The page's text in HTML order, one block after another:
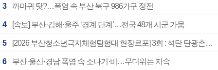
3 까마귀 탓?…폭염 속 부산 북구 986가구 정전
4 [속보] 부산·김해·울주 ‘경계 단계’…전국 48개 시군 가뭄
5 [2026 부산청소년극지체험탐험대 현장르포] 3회 : 석탄 탄광촌에서 북극 연구의 중심지로
6 부산·울산·경남 폭염 속 소나기·비…무더위는 지속